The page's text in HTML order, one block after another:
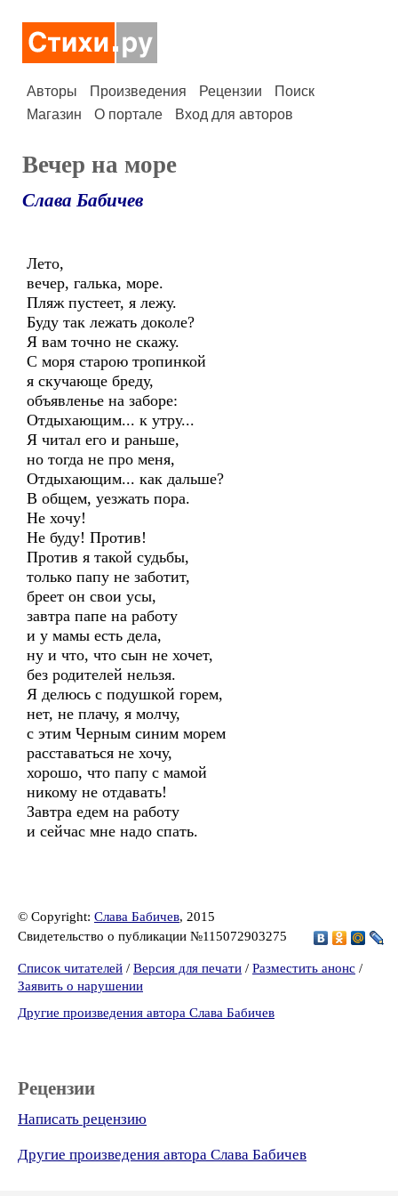
Авторы Произведения Рецензии
Поиск
Магазин
О портале Вход для авторов
Вечер на море
Слава Бабичев
Лето,
вечер, галька, море.
Пляж пустеет, я лежу.
Буду так лежать доколе?
Я вам точно не скажу.
С моря старою тропинкой
я скучающе бреду,
объявленье на заборе:
Отдыхающим... к утру...
Я читал его и раньше,
но тогда не про меня,
Отдыхающим... как дальше?
В общем, уезжать пора.
Не хочу!
Не буду! Против!
Против я такой судьбы,
только папу не заботит,
бреет он свои усы,
завтра папе на работу
и у мамы есть дела,
ну и что, что сын не хочет,
без родителей нельзя.
Я делюсь с подушкой горем,
нет, не плачу, я молчу,
с этим Черным синим морем
расставаться не хочу,
хорошо, что папу с мамой
никому не отдавать!
Завтра едем на работу
и сейчас мне надо спать.
© Copyright: Слава Бабичев, 2015
Свидетельство о публикации №115072903275
Список читателей / Версия для печати / Разместить анонс /
Заявить о нарушении
Другие произведения автора Слава Бабичев
Рецензии
Написать рецензию
Другие произведения автора Слава Бабичев